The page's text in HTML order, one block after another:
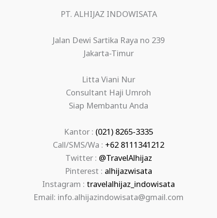
PT. ALHIJAZ INDOWISATA
Jalan Dewi Sartika Raya no 239
Jakarta-Timur
Litta Viani Nur
Consultant Haji Umroh
Siap Membantu Anda
Kantor : (021) 8265-3335
Call/SMS/Wa : +62 8111341212
Twitter : @TravelAlhijaz
Pinterest : alhijazwisata
Instagram : travelalhijaz_indowisata
Email: info.alhijazindowisata@gmail.com